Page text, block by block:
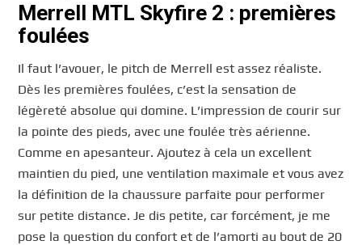
Merrell MTL Skyfire 2 : premières
foulées
Il faut l’avouer, le pitch de Merrell est assez réaliste.
Dès les premières foulées, c’est la sensation de
légèreté absolue qui domine. L’impression de courir sur
la pointe des pieds, avec une foulée très aérienne.
Comme en apesanteur. Ajoutez à cela un excellent
maintien du pied, une ventilation maximale et vous avez
la définition de la chaussure parfaite pour performer
sur petite distance. Je dis petite, car forcément, je me
pose la question du confort et de l’amorti au bout de 20